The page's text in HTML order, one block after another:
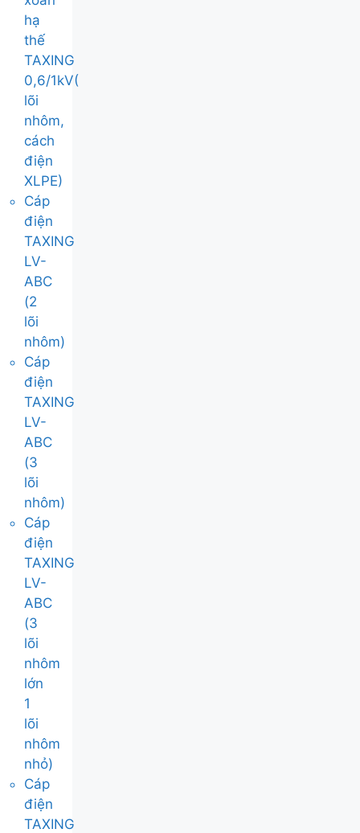
hạ
thế
TAXING
0,6/1kV(
lõi
nhôm,
cách
điện
XLPE)
Cáp
điện
TAXING
LV-
ABC
(2
lõi
nhôm)
Cáp
điện
TAXING
LV-
ABC
(3
lõi
nhôm)
Cáp
điện
TAXING
LV-
ABC
(3
lõi
nhôm
lớn
1
lõi
nhôm
nhỏ)
Cáp
điện
TAXING